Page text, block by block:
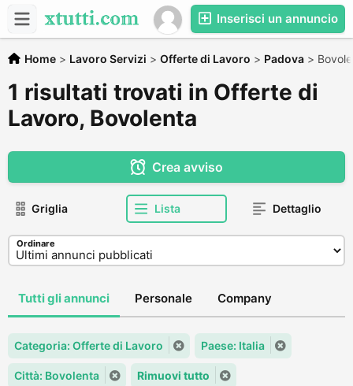
Inserisci un annuncio
Home > Lavoro Servizi > Offerte di Lavoro > Padova >
1 risultati trovati in Offerte di
Lavoro, Bovolenta
Crea avviso
Griglia Lista Dettaglio
Ordinare
Tutti gli annunci Personale Company
Categoria: Offerte di Lavoro Paese: Italia
Città: Bovolenta Rimuovi tutto